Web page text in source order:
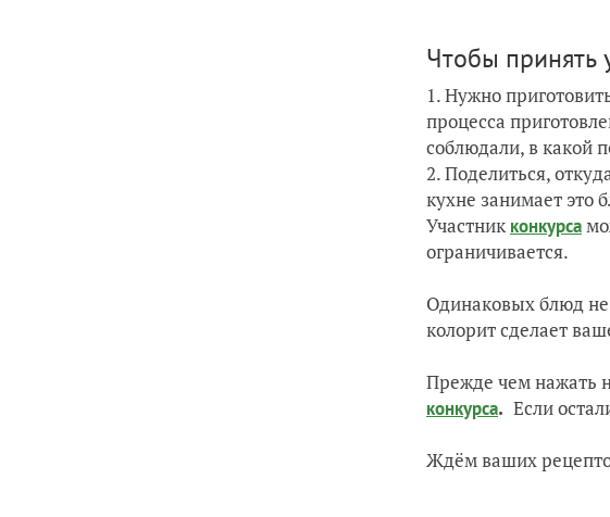
Чтобы принять
1. Нужно
процесса
соблюдали, в какой
2. Поделиться,
кухне занимает это
Участник конкурса
ограничивается.
Одинаковых блюд
колорит сделает
Прежде чем нажать
конкурса. Если
Ждём ваших